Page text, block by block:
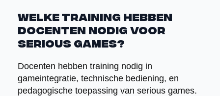
Welke training hebben
docenten nodig voor
serious games?
Docenten hebben training nodig in
gameintegratie, technische bediening, en
pedagogische toepassing van serious games.